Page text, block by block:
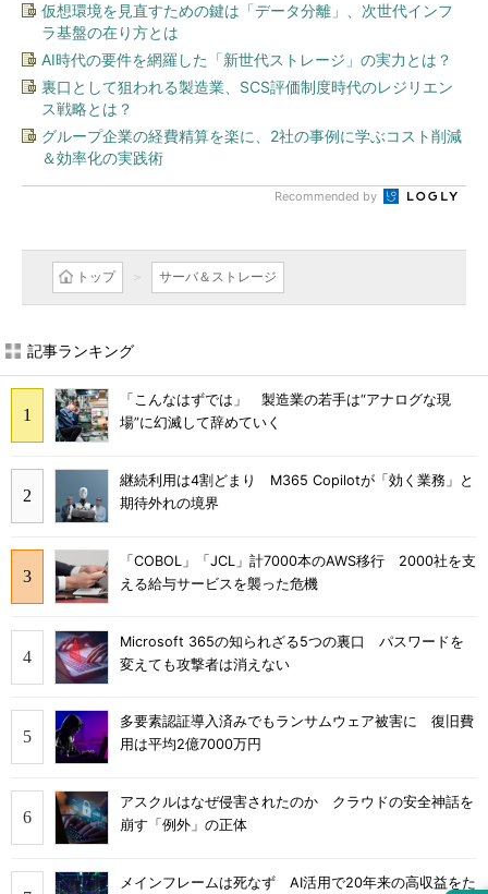
仮想環境を見直すための鍵は「データ分離」、次世代インフ
ラ基盤の在り方とは
AI時代の要件を網羅した「新世代ストレージ」の実力とは？
裏口として狙われる製造業、SCS評価制度時代のレジリエン
ス戦略とは？
グループ企業の経費精算を楽に、2社の事例に学ぶコスト削減
＆効率化の実践術
Recommended by
トップ サーバ＆ストレージ
記事ランキング
「こんなはずでは」 製造業の若手は“アナログな現
場”に幻滅して辞めていく
継続利用は4割どまり M365 Copilotが「効く業務」と
期待外れの境界
「COBOL」「JCL」計7000本のAWS移行 2000社を支
える給与サービスを襲った危機
Microsoft 365の知られざる5つの裏口 パスワードを
変えても攻撃者は消えない
多要素認証導入済みでもランサムウェア被害に 復旧費
用は平均2億7000万円
アスクルはなぜ侵害されたのか クラウドの安全神話を
崩す「例外」の正体
メインフレームは死なず AI活用で20年来の高収益をた